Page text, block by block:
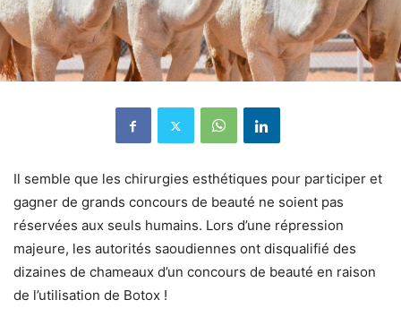
Il semble que les chirurgies esthétiques pour participer et
gagner de grands concours de beauté ne soient pas
réservées aux seuls humains. Lors d’une répression
majeure, les autorités saoudiennes ont disqualifié des
dizaines de chameaux d’un concours de beauté en raison
de l’utilisation de Botox !